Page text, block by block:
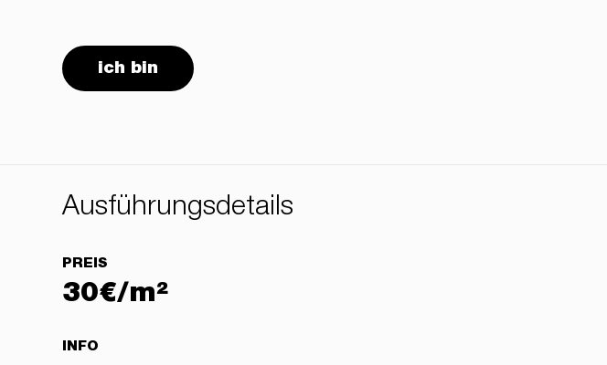
ich bin
Ausführungsdetails
PREIS
30€/m²
INFO